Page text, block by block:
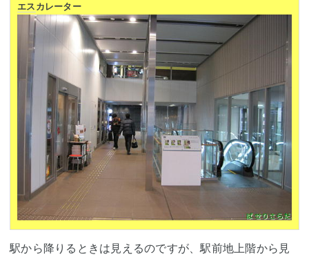
エス カレーター
駅から降りるときは見えるのですが、駅前地上階から見